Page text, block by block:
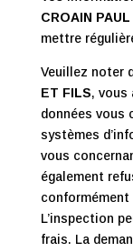
CROAIN
mettre
Veuillez noter
ET FILS, vous
données vous
systèmes
vous
également
L’inspection
frais. La